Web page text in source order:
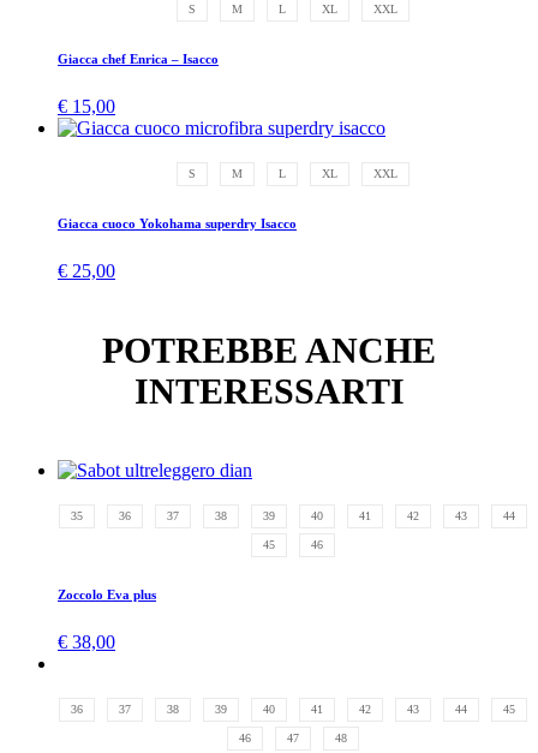
S M L XL XXL
Giacca chef Enrica – Isacco
€ 15,00
S M L XL XXL
Giacca cuoco Yokohama superdry Isacco
€ 25,00
POTREBBE ANCHE
INTERESSARTI
35 36 37 38 39 40 41 42 43 44
45 46
Zoccolo Eva plus
€ 38,00
36 37 38 39 40 41 42 43 44 45
46 47 48